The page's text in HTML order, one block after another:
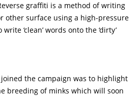
graffiti is a method of writing
other surface using a high-pressure
‘clean’ words onto the ‘dirty’
the campaign was to highlight
breeding of minks which will soon